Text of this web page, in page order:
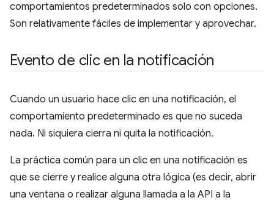
comportamientos predeterminados solo con opciones.
Son relativamente fáciles de implementar y aprovechar.
Evento de clic en la notificación
Cuando un usuario hace clic en una notificación, el
comportamiento predeterminado es que no suceda
nada. Ni siquiera cierra ni quita la notificación.
La práctica común para un clic en una notificación es
que se cierre y realice alguna otra lógica (es decir, abrir
una ventana o realizar alguna llamada a la API a la